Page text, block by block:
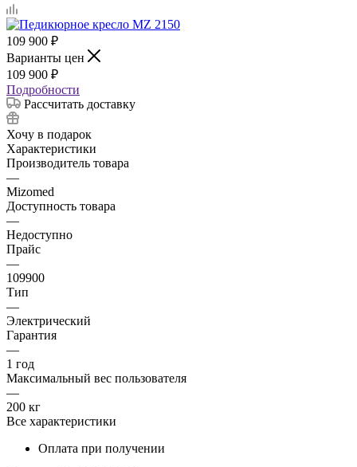
109 900 ₽
Варианты цен
109 900 ₽
Подробности
Рассчитать доставку
Хочу в подарок
Характеристики
Производитель товара
—
Mizomed
Доступность товара
—
Недоступно
Прайс
—
109900
Тип
—
Электрический
Гарантия
—
1 год
Максимальный вес пользователя
—
200 кг
Все характеристики
Оплата при получении